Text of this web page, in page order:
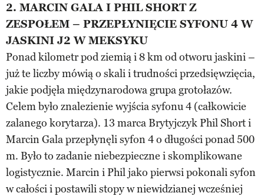
2. MARCIN GALA I PHIL SHORT Z
ZESPOŁEM – PRZEPŁYNIĘCIE SYFONU 4 W
JASKINI J2 W MEKSYKU
Ponad kilometr pod ziemią i 8 km od otworu jaskini –
już te liczby mówią o skali i trudności przedsięwzięcia,
jakie podjęła międzynarodowa grupa grotołazów.
Celem było znalezienie wyjścia syfonu 4 (całkowicie
zalanego korytarza). 13 marca Brytyjczyk Phil Short i
Marcin Gala przepłynęli syfon 4 o długości ponad 500
m. Było to zadanie niebezpieczne i skomplikowane
logistycznie. Marcin i Phil jako pierwsi pokonali syfon
w całości i postawili stopy w niewidzianej wcześniej